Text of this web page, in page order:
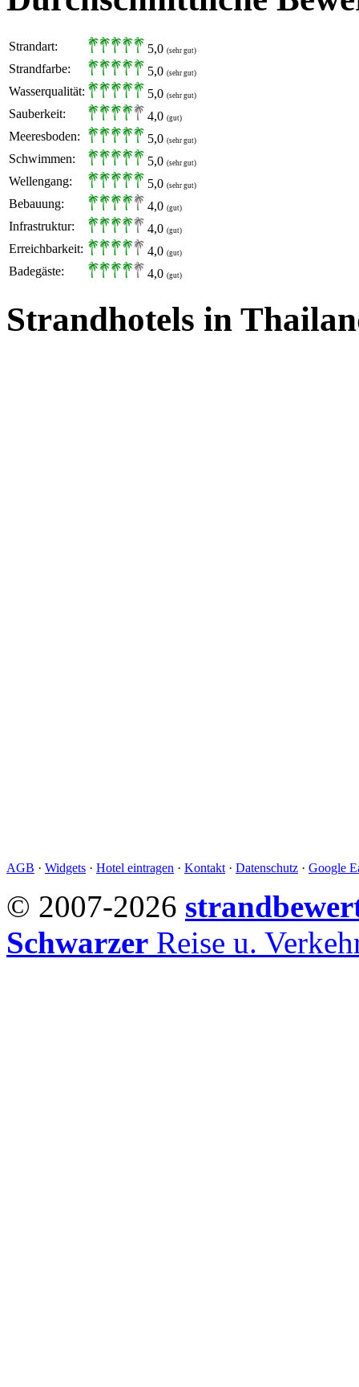
Strandart: 5,0 (sehr gut)
Strandfarbe: 5,0 (sehr gut)
Wasserqualität: 5,0 (sehr gut)
Sauberkeit: 4,0 (gut)
Meeresboden: 5,0 (sehr gut)
Schwimmen: 5,0 (sehr gut)
Wellengang: 5,0 (sehr gut)
Bebauung: 4,0 (gut)
Infrastruktur: 4,0 (gut)
Erreichbarkeit: 4,0 (gut)
Badegäste: 4,0 (gut)
Strandhotels in
AGB · Widgets · Hotel eintragen · Kontakt · Datenschutz · Google
© 2007-2026
Schwarzer Reise u.